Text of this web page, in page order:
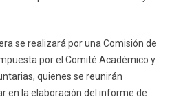
se realizará por una Comisión de
por el Comité Académico y
quienes se reunirán
en la elaboración del informe de